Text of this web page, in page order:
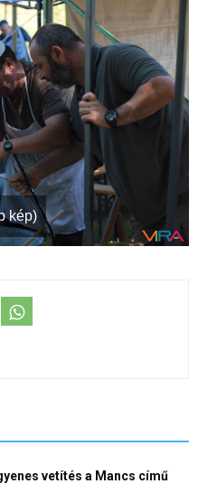
kép)
vetítés a Mancs című